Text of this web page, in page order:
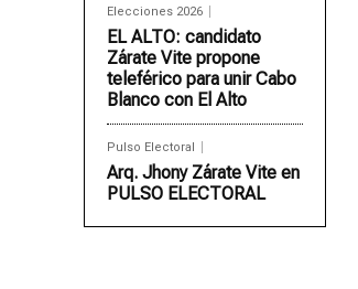
Elecciones 2026
EL ALTO: candidato
Zárate Vite propone
teleférico para unir Cabo
Blanco con El Alto
Pulso Electoral
Arq. Jhony Zárate Vite en
PULSO ELECTORAL